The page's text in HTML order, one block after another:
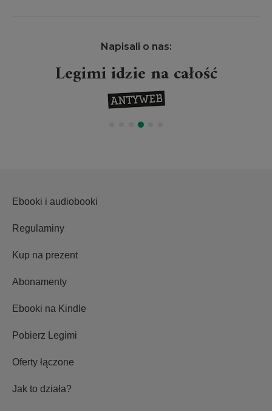
Napisali o nas:
Legimi idzie na całość
Ebooki i audiobooki
Regulaminy
Kup na prezent
Abonamenty
Ebooki na Kindle
Pobierz Legimi
Oferty łączone
Jak to działa?